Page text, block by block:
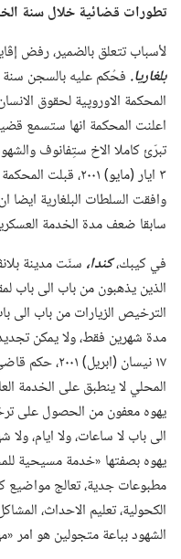
تطورات قضائية خلال سنة
لأسباب تتعلق بالضمير،‏ رفض
بلغاريا.‏ فحُكم عليه بالسجن سنة
المحكمة الاوروپية لحقوق
اعلنت المحكمة انها ستسمع
تبرّئ كاملا الاخ ستِفانوف
٣ ايار (‏مايو)‏ ٢٠٠١،‏
وافقت السلطات البلغارية
سابقا ضعف مدة الخدمة
في كيبك،‏كندا،‏ سنّت مدينة
الذين يذهبون من باب الى باب
الترخيص الزيارات من باب الى
١٧ نيسان (‏ابريل)‏ ٢٠٠١،‏ حكم قاضي محكمة
المحلي لا ينطبق على الخدمة
يهوه معفون من الحصول على
الى باب لا ساعات،‏ ولا ايام،‏
يهوه بصفتها «خدمة مسيحية
مطبوعات جدية،‏ تعالج مواضيع
الكحولية،‏ تعليم الاحداث،‏
الشهود بباعة متجولين هو امر